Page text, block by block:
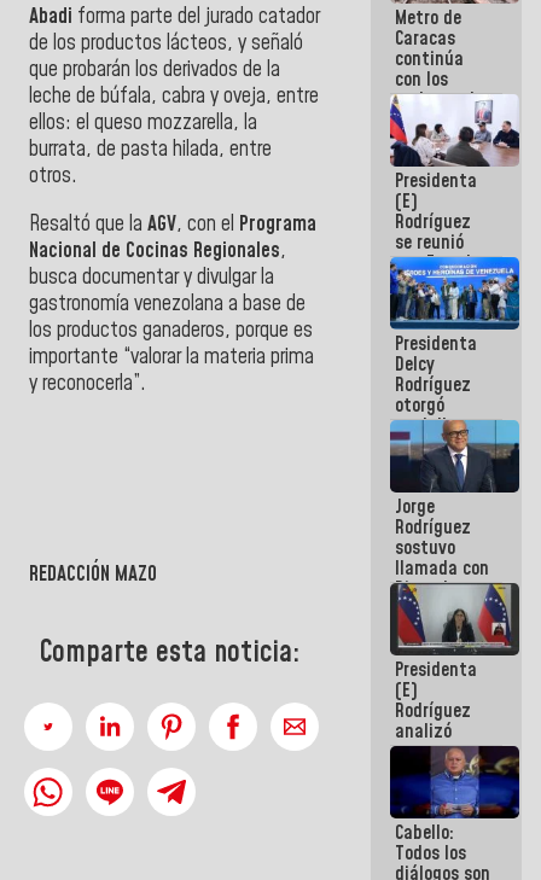
Abadi forma parte del jurado catador
de los productos lácteos, y señaló
que probarán los derivados de la
leche de búfala, cabra y oveja, entre
ellos: el queso mozzarella, la
burrata, de pasta hilada, entre
otros.
Resaltó que la AGV, con el Programa
Nacional de Cocinas Regionales,
busca documentar y divulgar la
gastronomía venezolana a base de
los productos ganaderos, porque es
importante “valorar la materia prima
y reconocerla”.
REDACCIÓN MAZO
Comparte esta noticia:
Metro de
Caracas
continúa
con los
trabajos de
mantenimiento
e inspección
en la Línea 2
Presidenta
(E)
Rodríguez
se reunió
con Estado
Mayor
Eléctrico
para
abordar
planes de
acción
Presidenta
Delcy
Rodríguez
otorgó
medalla
"Héroe de
Venezuela"
a servidores
públicos
Jorge
Rodríguez
sostuvo
llamada con
Dinorah
Figuera y
acuerdan
primer
encuentro
presencial
para el
diálogo
Presidenta
(E)
Rodríguez
analizó
junto a
gobernadores
planes de
recuperación
del Sistema
Eléctrico
Cabello:
Todos los
diálogos son